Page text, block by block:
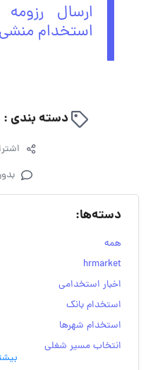
ارسال
استخدام منشی
دسته بندی :
دسته‌ها:
همه
hrmarket
اخبار استخدامی
استخدام بانک
استخدام شهرها
انتخاب مسیر شغلی
به‌روزرسانی‌های سایت